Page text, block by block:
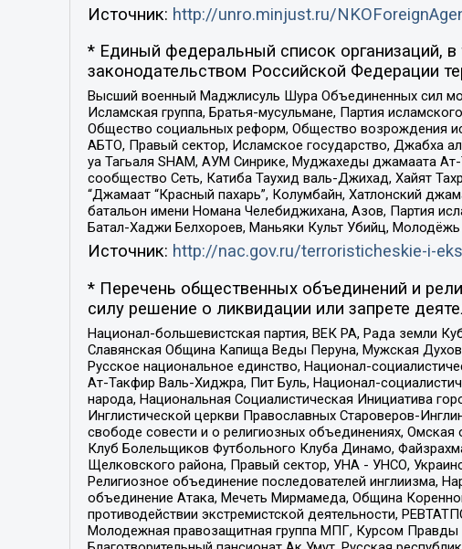
Источник: http://unro.minjust.ru/
* Единый федеральный список организаций,
законодательством Российской Федерации
Высший военный Маджлисуль Шура Объединенных сил
Исламская группа, Братья-мусульмане, Партия
Общество социальных реформ, Общество возрождения
АБТО, Правый сектор, Исламское государство, Джабха
уа Тагьаля SHAM, АУМ Синрике, Муджахеды джамаата
сообщество Сеть, Катиба Таухид валь-Джихад, Хайят
“Джамаат “Красный пахарь”, Колумбайн, Хатлонский
батальон имени Номана Челебиджихана, Азов, Партия
Батал-Хаджи Белхороев, Маньяки Культ Убийц,
Источник: http://nac.gov.ru/terroristicheskie-i-
* Перечень общественных объединений и
силу решение о ликвидации или запрете
Национал-большевистская партия, ВЕК РА, Рада земли
Славянская Община Капища Веды Перуна, Мужская
Русское национальное единство, Национал-
Ат-Такфир Валь-Хиджра, Пит Буль, Национал-
народа, Национальная Социалистическая Инициатива
Инглистической церкви Православных Староверов-
свободе совести и о религиозных объединениях,
Клуб Болельщиков Футбольного Клуба Динамо,
Щелковского района, Правый сектор, УНА - УНСО,
Религиозное объединение последователей инглиизма,
объединение Атака, Мечеть Мирмамеда, Община
противодействии экстремистской деятельности,
Молодежная правозащитная группа МПГ, Курсом Правды